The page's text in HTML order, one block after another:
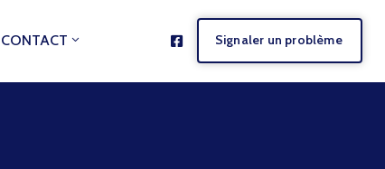
CONTACT Signaler un problème